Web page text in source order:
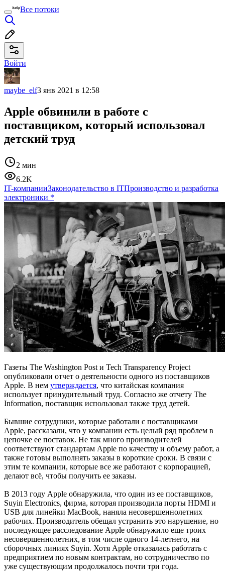
Все потоки
Войти
maybe_elf3 янв 2021 в 12:58
Apple обвинили в работе с
поставщиком, который использовал
детский труд
2 мин
6.2K
IT-компанииЗаконодательство в ITПроизводство и разработка
электроники *
Газеты The Washington Post и Tech Transparency Project
опубликовали отчет о деятельности одного из поставщиков
Apple. В нем утверждается, что китайская компания
использует принудительный труд. Согласно же отчету The
Information, поставщик использовал также труд детей.
Бывшие сотрудники, которые работали с поставщиками
Apple, рассказали, что у компании есть целый ряд проблем в
цепочке ее поставок. Не так много производителей
соответствуют стандартам Apple по качеству и объему работ, а
также готовы выполнять заказы в короткие сроки. В связи с
этим те компании, которые все же работают с корпорацией,
делают всё, чтобы получить ее заказы.
В 2013 году Apple обнаружила, что один из ее поставщиков,
Suyin Electronics, фирма, которая производила порты HDMI и
USB для линейки MacBook, наняла несовершеннолетних
рабочих. Производитель обещал устранить это нарушение, но
последующее расследование Apple обнаружило еще троих
несовершеннолетних, в том числе одного 14-летнего, на
сборочных линиях Suyin. Хотя Apple отказалась работать с
предприятием по новым контрактам, но сотрудничество по
уже существующим продолжалось почти три года.